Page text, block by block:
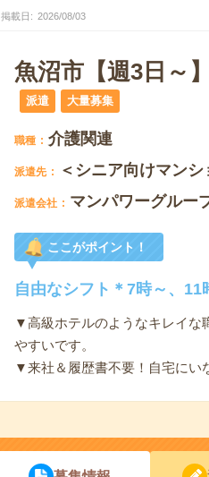
掲載日 2026/08/03
魚沼市【週3日～
派遣 大量募集
職種 介護関連
派遣先 ＜シニア向けマンシ
派遣会社 マンパワーグルー
ここがポイント！
自由なシフト＊7時～、11
▼高級ホテルのようなキレイな
やすいです。
▼来社＆履歴書不要！自宅にい